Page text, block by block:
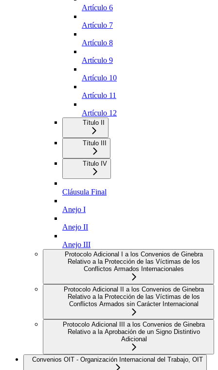
Artículo 6
Artículo 7
Artículo 8
Artículo 9
Artículo 10
Artículo 11
Artículo 12
Título II
Título III
Título IV
Cláusula Final
Anejo I
Anejo II
Anejo III
Protocolo Adicional I a los Convenios de Ginebra
Relativo a la Protección de las Víctimas de los
Conflictos Armados Internacionales
Protocolo Adicional II a los Convenios de Ginebra
Relativo a la Protección de las Víctimas de los
Conflictos Armados sin Carácter Internacional
Protocolo Adicional III a los Convenios de Ginebra
Relativo a la Aprobación de un Signo Distintivo
Adicional
Convenios OIT - Organización Internacional del Trabajo, OIT